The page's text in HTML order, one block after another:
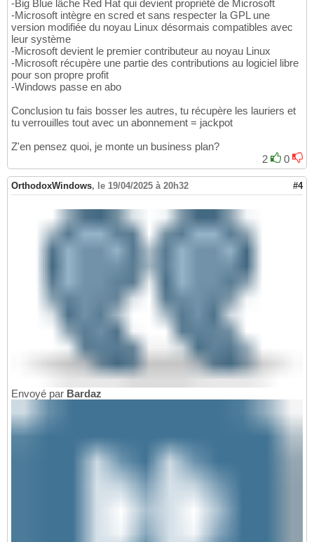
-Big Blue lâche Red Hat qui devient propriété de Microsoft
-Microsoft intègre en scred et sans respecter la GPL une
version modifiée du noyau Linux désormais compatibles avec
leur système
-Microsoft devient le premier contributeur au noyau Linux
-Microsoft récupère une partie des contributions au logiciel libre
pour son propre profit
-Windows passe en abo
Conclusion tu fais bosser les autres, tu récupère les lauriers et
tu verrouilles tout avec un abonnement = jackpot
Z'en pensez quoi, je monte un business plan?
2
0
OrthodoxWindows, le 19/04/2025 à 20h32 #4
Envoyé par Bardaz